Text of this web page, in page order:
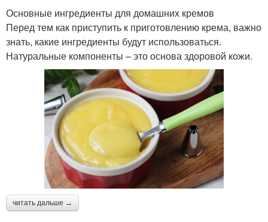
Основные ингредиенты для домашних кремов
Перед тем как приступить к приготовлению крема, важно
знать, какие ингредиенты будут использоваться.
Натуральные компоненты – это основа здоровой кожи.
читать дальше →